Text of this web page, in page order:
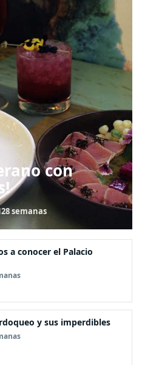
con
semanas
a conocer el Palacio
y sus imperdibles